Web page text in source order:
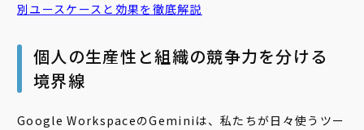
別ユースケースと効果を徹底解説
個人の生産性と組織の競争力を分ける
境界線
Google WorkspaceのGeminiは、私たちが日々使うツー